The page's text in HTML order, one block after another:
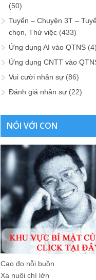
(50)
Tuyển – Chuyện 3T –
chọn, Thử việc (433)
Ứng dụng AI vào QTNS (4)
Ứng dụng CNTT vào
Vui cười nhân sự (86)
Đánh giá nhân sự (22)
NÓI VỚI CON
Cao đo nỗi buồn
Xa nuôi chí lớn